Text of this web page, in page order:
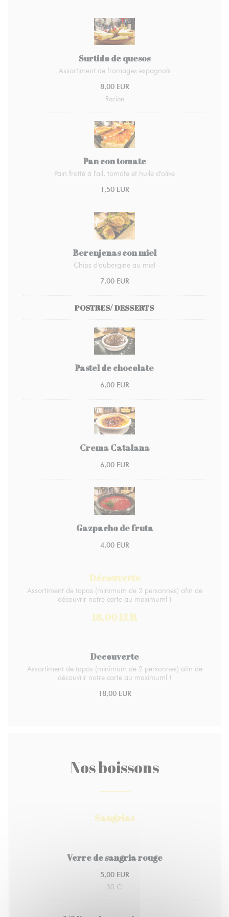
Surtido de quesos
Assortiment de fromages espagnols
8,00 EUR
Racion
Pan con tomate
Pain frotté à l'ail, tomate et huile d'olive
1,50 EUR
Berenjenas con miel
Chips d'aubergine au miel
7,00 EUR
POSTRES/ DESSERTS
Pastel de chocolate
6,00 EUR
Crema Catalana
6,00 EUR
Gazpacho de fruta
4,00 EUR
Découverte
Assortiment de tapas (minimum de 2 personnes) afin de
découvrir notre carte au maximuml !
18,00 EUR
Decouverte
Assortiment de tapas (minimum de 2 personnes) afin de
découvrir notre carte au maximuml !
18,00 EUR
Nos boissons
Sangrias
Verre de sangria rouge
5,00 EUR
30 Cl